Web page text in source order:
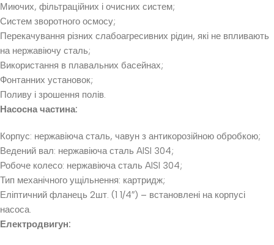
Миючих, фільтраційних і очисних систем;
Систем зворотного осмосу;
Перекачування різних слабоагресивних рідин, які не впливають
на нержавіючу сталь;
Використання в плавальних басейнах;
Фонтанних установок;
Поливу і зрошення полів.
Насосна частина:
Корпус: нержавіюча сталь, чавун з антикорозійною обробкою;
Ведений вал: нержавіюча сталь AISI 304;
Робоче колесо: нержавіюча сталь AISI 304;
Тип механічного ущільнення: картридж;
Еліптичний фланець 2шт. (1 1/4″) – встановлені на корпусі
насоса.
Електродвигун: